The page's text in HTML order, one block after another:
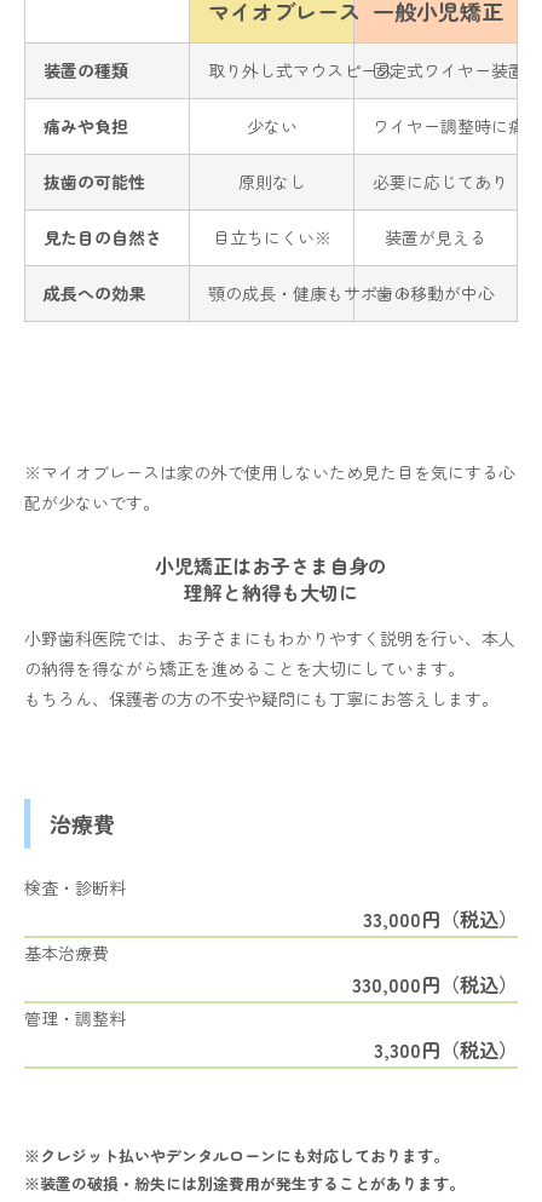
マイオブレース 一般小児矯正
装置の種類 取り外し式マウスピース固定式ワイヤー装置
痛みや負担 少ない ワイヤー調整時に痛
抜歯の可能性 原則なし 必要に応じてあり
見た目の自然さ 目立ちにくい※ 装置が見える
成長への効果 顎の成長・健康もサポート歯の移動が中心
※マイオブレースは家の外で使用しないため見た目を気にする心
配が少ないです。
小児矯正はお子さま自身の
理解と納得も大切に
小野歯科医院では、お子さまにもわかりやすく説明を行い、本人
の納得を得ながら矯正を進めることを大切にしています。
もちろん、保護者の方の不安や疑問にも丁寧にお答えします。
治療費
検査・診断料
33,000円（税込）
基本治療費
330,000円（税込）
管理・調整料
3,300円（税込）
※クレジット払いやデンタルローンにも対応しております。
※装置の破損・紛失には別途費用が発生することがあります。